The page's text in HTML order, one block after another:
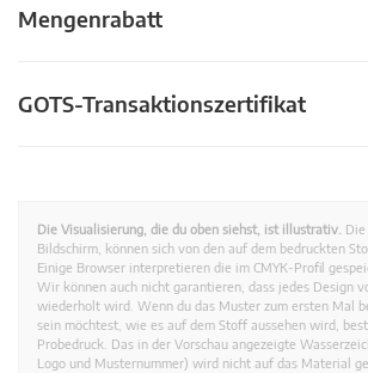
Mengenrabatt
GOTS-Transaktionszertifikat
Die Visualisierung, die du oben siehst, ist illustrativ.
Bildschirm, können sich von den auf dem bedruckten
Einige Browser interpretieren die im CMYK-Profil
Wir können auch nicht garantieren, dass jedes Design
wiederholt wird. Wenn du das Muster zum ersten Mal
sein möchtest, wie es auf dem Stoff aussehen wird,
Probedruck. Das in der Vorschau angezeigte
Logo und Musternummer) wird nicht auf das Material